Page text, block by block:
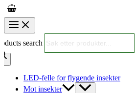
search
LED-felle for flygende insekter
Mot insekter